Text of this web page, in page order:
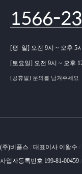
1566-
[평 일] 오전 9시 ~ 오후 5
[토요일] 오전 9시 ~ 오후
[공휴일] 문의를 남겨주세요
(주)비플스 / 대표이사 이왕수 /
사업자등록번호 199-81-00459 /